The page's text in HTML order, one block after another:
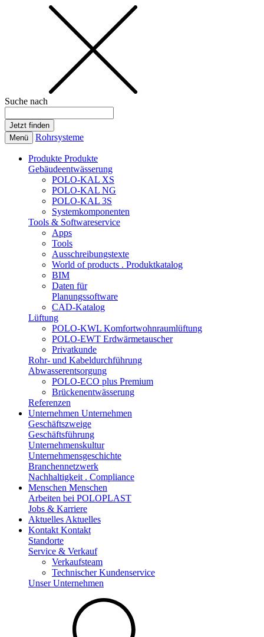
Suche nach
Menü Rohrsysteme
Produkte Produkte
Gebäudeentwässerung
POLO-KAL XS
POLO-KAL NG
POLO-KAL 3S
Systemkomponenten
Tools & Softwareservice
Apps
Tools
Ausschreibungstexte
World of products . Produktkatalog
BIM
Daten für
Planungssoftware
CAD-Katalog
Lüftung
POLO-KWL Komfortwohnraumlüftung
POLO-EWT Erdwärmetauscher
Privatkunde
Rohr- und Kabeldurchführung
Abwasserentsorgung
POLO-ECO plus Premium
Brückenentwässerung
Referenzen
Unternehmen Unternehmen
Geschäftszweige
Geschäftsführung
Unternehmenskultur
Unternehmensgeschichte
Branchennetzwerk
Nachhaltigkeit . Compliance
Menschen Menschen
Arbeiten bei POLOPLAST
Jobs & Karriere
Aktuelles Aktuelles
Kontakt Kontakt
Standorte
Service & Verkauf
Verkaufsteam
Technischer Kundenservice
Unser Unternehmen